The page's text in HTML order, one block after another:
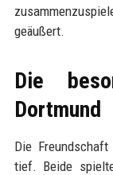
geäußert.
Die
Dortmund
Die
tief. Beide